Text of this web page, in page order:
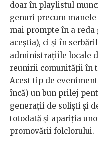
doar în playlistul
genuri precum
mai prompte în a
aceștia), ci și în
administrațiile locale
reunirii comunității în
Acest tip de
încă) un bun prilej
generații de soliști și
totodată și apariția
promovării folclorului.